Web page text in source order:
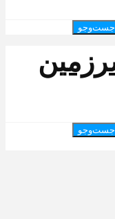
جست‌وجو
جست‌وجو